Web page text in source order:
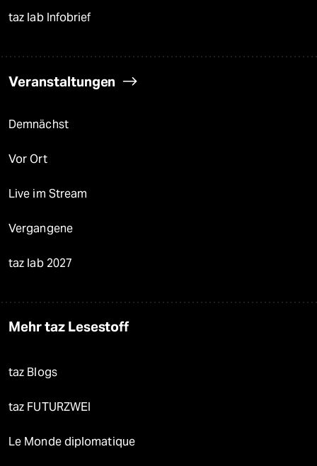
taz lab Infobrief
Veranstaltungen
Demnächst
Vor Ort
Live im Stream
Vergangene
taz lab 2027
Mehr taz Lesestoff
taz Blogs
taz FUTURZWEI
Le Monde diplomatique